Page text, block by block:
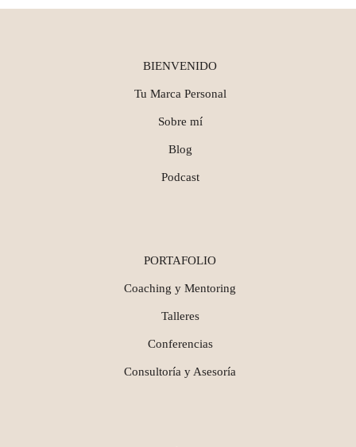
BIENVENIDO
Tu Marca Personal
Sobre mí
Blog
Podcast
PORTAFOLIO
Coaching y Mentoring
Talleres
Conferencias
Consultoría y Asesoría